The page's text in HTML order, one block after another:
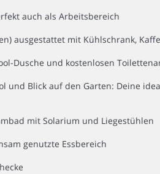
auch als Arbeitsbereich
ausgestattet mit Kühlschrank,
Dusche und kostenlosen
und Blick auf den Garten: Deine
mit Solarium und Liegestühlen
genutzte Essbereich